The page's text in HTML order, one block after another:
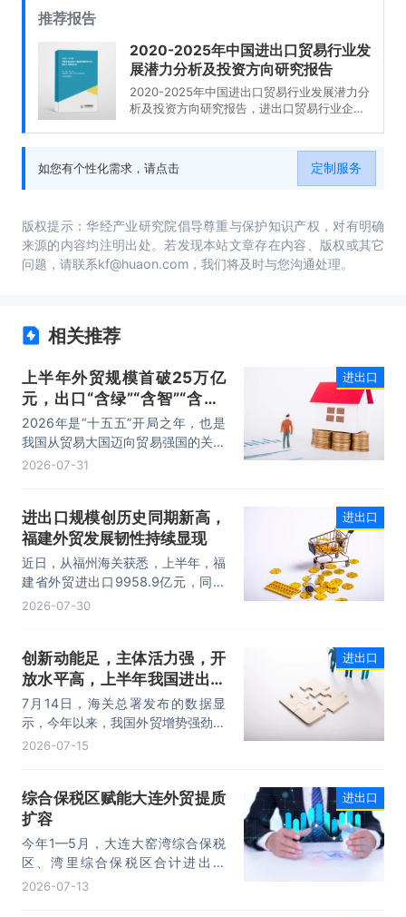
推荐报告
2020-2025年中国进出口贸易行业发
展潜力分析及投资方向研究报告
2020-2025年中国进出口贸易行业发展潜力分
析及投资方向研究报告，进出口贸易行业企业
国进出口贸易行业发展战略及规划建议。
如您有个性化需求，请点击 定制服务
版权提示：华经产业研究院倡导尊重与保护知识产权，对有明确
来源的内容均注明出处。若发现本站文章存在内容、版权或其它
问题，请联系kf@huaon.com，我们将及时与您沟通处理。
相关推荐
上半年外贸规模首破25万亿
元，出口“含绿”“含智”“含新”
量稳步攀升
2026年是“十五五”开局之年，也是
我国从贸易大国迈向贸易强国的关键
时期。上半年，我国进出口规模历史
品为代表的高附加值产品出口占比显
著提升，成为外贸提质增效的核心引
擎，为加快建设贸易强国注入了强劲
动力。
2026-07-31
进出口
进出口规模创历史同期新高，
福建外贸发展韧性持续显现
近日，从福州海关获悉，上半年，福
建省外贸进出口9958.9亿元，同比
增长8.2%。其中，出口5740.1亿
进口规模均创历史同期新高，外贸运
行呈现“稳中有进，进中提质”的良好
态势。
2026-07-30
进出口
创新动能足，主体活力强，开
放水平高，上半年我国进出口
规模首次突破25万亿元
7月14日，海关总署发布的数据显
示，今年以来，我国外贸增势强劲、
走势稳健。据海关统计，今年上半
14.73万亿元，增长13.4%，进口
10.74万亿元，增长22.1%。
2026-07-15
进出口
综合保税区赋能大连外贸提质
扩容
今年1—5月，大连大窑湾综合保税
区、湾里综合保税区合计进出口
332.22亿元，同比增长21%，占大
2026-07-13
进出口